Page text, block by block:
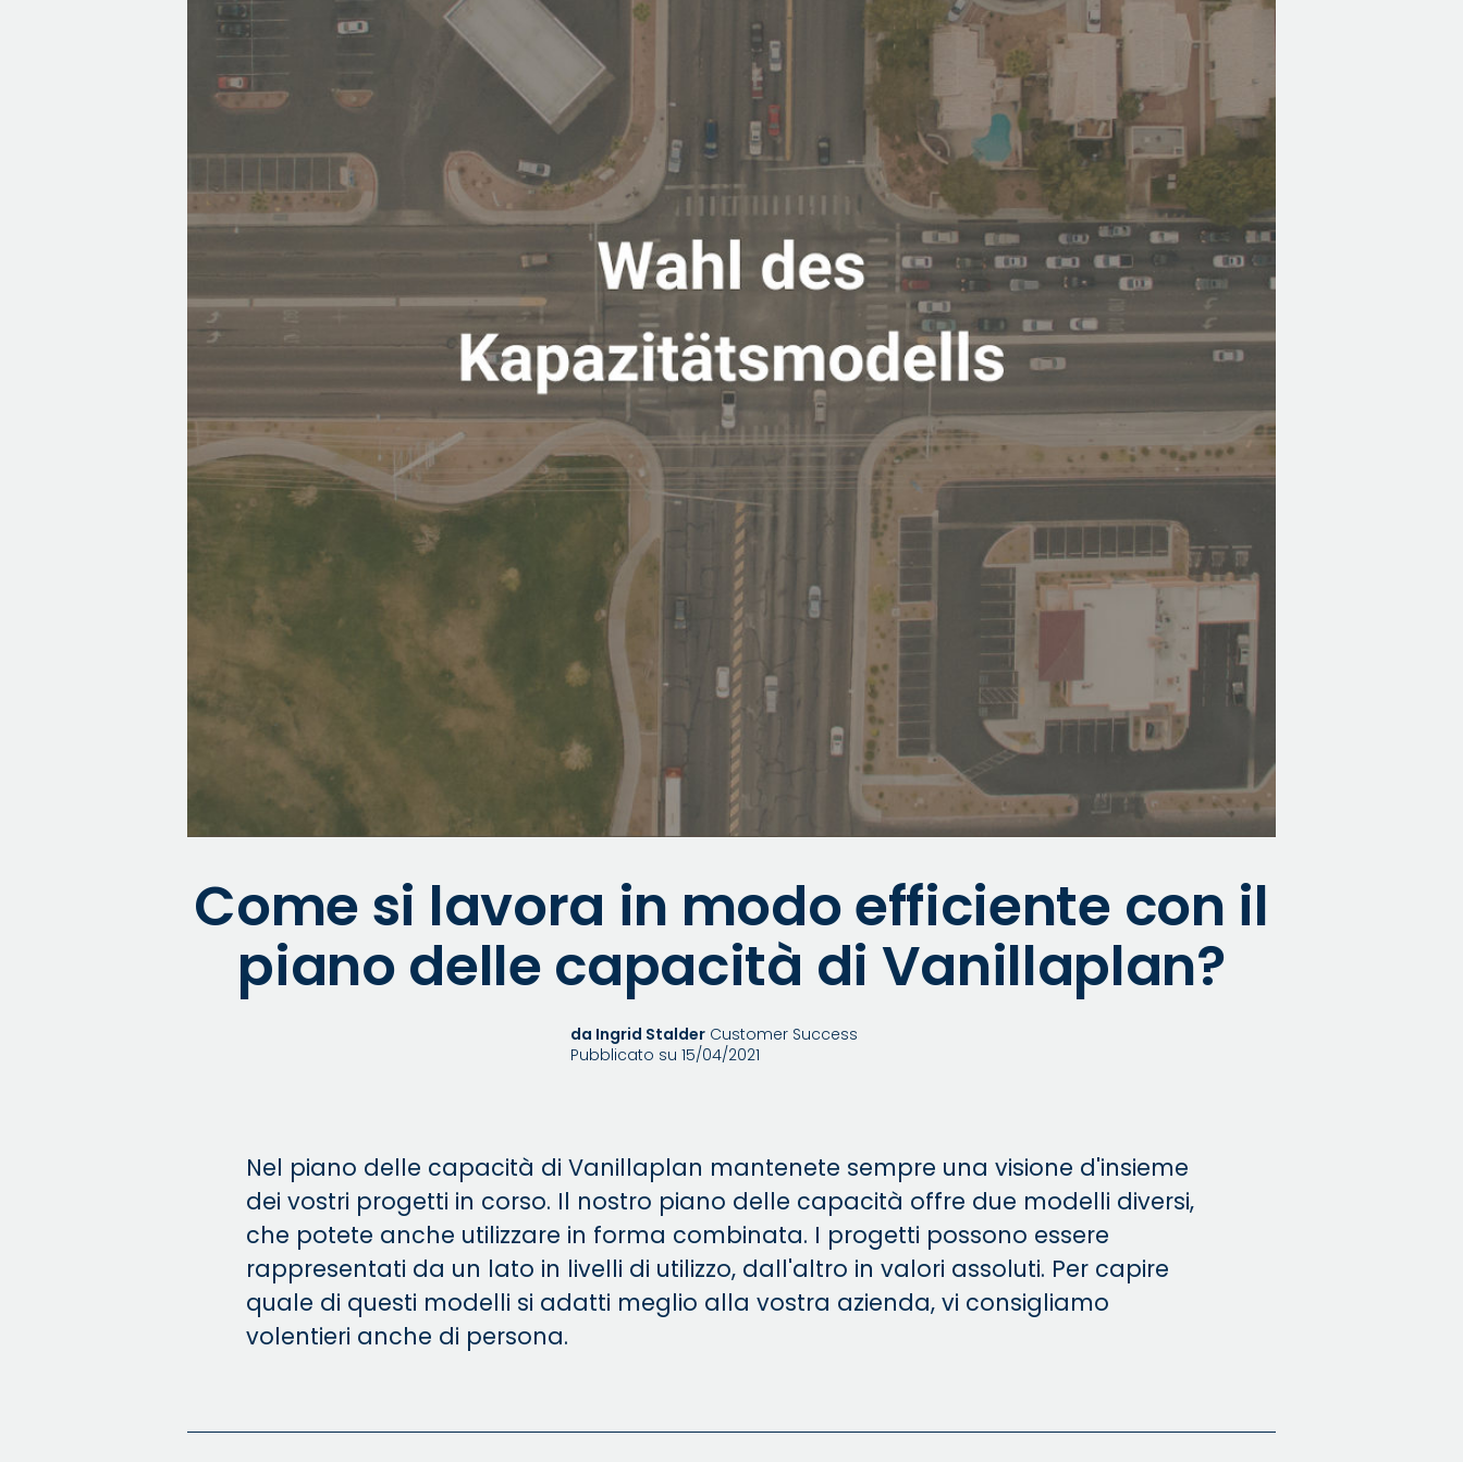
Come si lavora in modo efficiente con il
piano delle capacità di Vanillaplan?
da Ingrid Stalder Customer Success
Pubblicato su 15/04/2021
Nel piano delle capacità di Vanillaplan mantenete sempre una visione d'insieme
dei vostri progetti in corso. Il nostro piano delle capacità offre due modelli diversi,
che potete anche utilizzare in forma combinata. I progetti possono essere
rappresentati da un lato in livelli di utilizzo, dall'altro in valori assoluti. Per capire
quale di questi modelli si adatti meglio alla vostra azienda, vi consigliamo
volentieri anche di persona.